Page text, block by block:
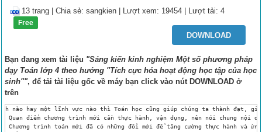
13 trang |Chia sẻ:sangkien | Lượt xem: 19454 | Lượt tải: 4
Free
DOWNLOAD
Bạn đang xem tài liệu "Sáng kiến kinh nghiệm Một số phương pháp
dạy Toán lớp 4 theo hướng "Tích cực hóa hoạt động học tập của học
sinh"", để tải tài liệu gốc về máy bạn click vào nútDOWNLOAD ở
trên
h nào hay một lĩnh vực nào thì Toán học cũng giúp chúng ta thành đạt, giúp mọi nhà doanh nghiệp hay các nhà khoa học thành công trong việc nghiên cứu. Vậy muốn có được kết quả như mong muốn chúng ta phải gây dựng, kèm cặp ngay từ bậc Tiểu học là quan trọng nhất. Như chúng ta đã biết: Toán là “ sai một li đi một dặm ”, có nghĩa là Toán rất cần sự tuyệt đối chính xác.
 Quan điểm chương trình mới cần thực hành, vận dụng, nên nói chung nội dung chương trình thường tinh giảm, tập trung vào các kiến thức kỹ năng cơ bản bám sát
 Chương trình toán mới đã có những đổi mới để tăng cường thực hành và ứng dụng kiến thức mới nhằm giúp học sinh học tập tích cực, linh hoạt, sáng tạo theo năng lực của học sinh. Để đạt được mục tiêu chương trình đề ra, trước hết giáo viên phải nắm vững mục tiêu, nội dung, khả năng có thể khai thác trong từng bài. Điều quan trọng là giáo viên phải xây dựng những phương pháp huy động tính tích cực của học sinh trong hoạt động học để các em nắm chắc và vận dụng thành thạo các nội dung trong từng bài, góp phần phát triển năng lực tư duy và năng lực thực hành của học sinh.
 Nhằm phát huy những ưu điểm, kịp thời khắc phục những hạn chế, để giúp học sinh lĩnh hội được đầy đủ các kiến thức từ những phương pháp dạy học. Qua thực tế giảng dạy, bản thân tôi luôn trăn trở phải làm gì, làm như thế nào để các em có hứng thú trong học tập, nhất là đối với môn Toán. Chính vì vậy tôi đã đi sâu vào tìm hiểu “ Một số phương pháp dạy Toán lớp 4 theo hướng “ Tích cực hóa hoạt động học tập của học sinh ”, để giúp các em nắm vững các kiến thức trong môn học này
PHẦN 2: THỰC TRẠNG VẤN ĐỀ
I. THỰC TRẠNG TÌNH HÌNH.
 Trong chương trình môn Toán lớp 4, ở học kỳ I chủ yếu tập trung vào bổ sung, hoàn thiện, tổng kết, hệ thống hóa, khái quát hóa về số tự nhiên và dãy số tự nhiên, các phép tính và một số tính chất. Ở học kỳ II tập trung vào dạy phân số, dấu hiệu chia hết và một số dạng về hình học.